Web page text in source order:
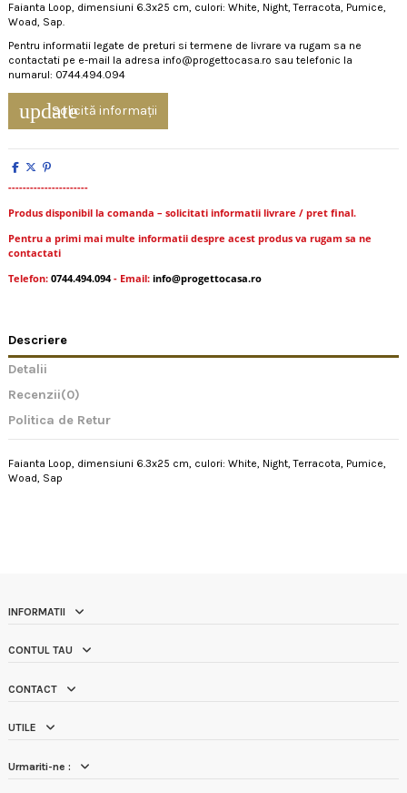
Faianta Loop, dimensiuni 6.3x25 cm, culori: White, Night, Terracota, Pumice,
Woad, Sap.
Pentru informatii legate de preturi si termene de livrare va rugam sa ne
contactati pe e-mail la adresa info@progettocasa.ro sau telefonic la
numarul: 0744.494.094
updateSolicită informații
----------------------
Produs disponibil la comanda – solicitati informatii livrare / pret final.
Pentru a primi mai multe informatii despre acest produs va rugam sa ne
contactati
Telefon: 0744.494.094- Email: info@progettocasa.ro
Descriere
Detalii
Recenzii(0)
Politica de Retur
Faianta Loop, dimensiuni 6.3x25 cm, culori: White, Night, Terracota, Pumice,
Woad, Sap
INFORMATII
CONTUL TAU
CONTACT
UTILE
Urmariti-ne :